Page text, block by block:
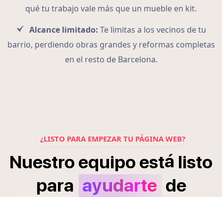
qué tu trabajo vale más que un mueble en kit.
Alcance limitado: Te limitas a los vecinos de tu
barrio, perdiendo obras grandes y reformas completas
en el resto de Barcelona.
¿LISTO PARA EMPEZAR TU PÁGINA WEB?
Nuestro equipo está listo
para ayudarte de